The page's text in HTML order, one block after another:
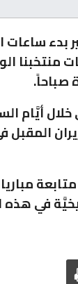
بدء
منتخبنا
صباحاً.
أيَّام
في هذه